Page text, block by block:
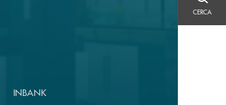
CERCA
INBANK